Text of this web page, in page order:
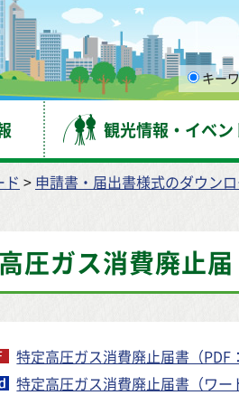
キー
観光情報・イベン
> 申請書・届出書様式のダウン
圧ガス消費廃止届
特定高圧ガス消費廃止届書（PDF
特定高圧ガス消費廃止届書（ワー